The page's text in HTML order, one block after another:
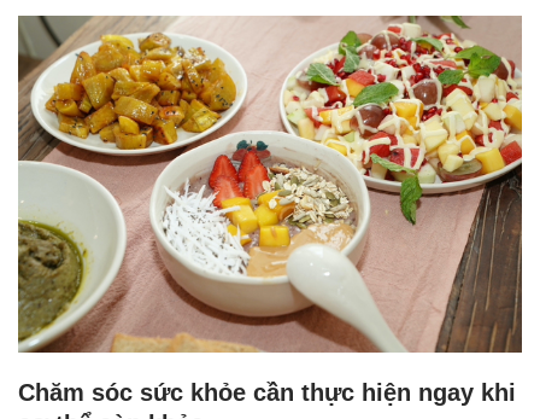
Chăm sóc sức khỏe cần thực hiện ngay khi